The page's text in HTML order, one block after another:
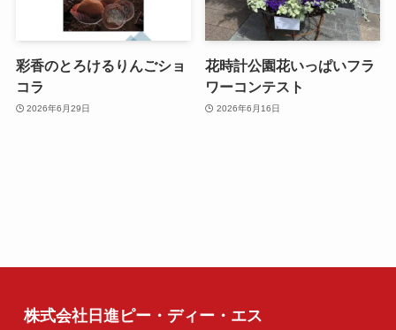
彩香のとろけるりんごショ
コラ
2026年6月29日
花時計公園花いっぱいフラ
ワーコンテスト
2026年6月16日
株式会社日進ピー・ディー・エス